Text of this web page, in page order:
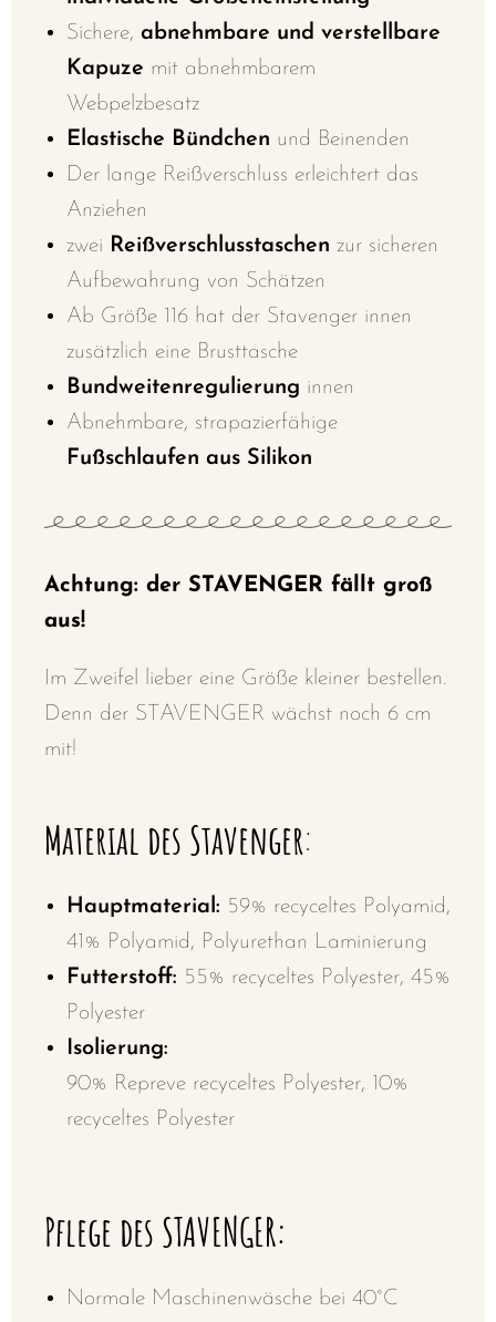
Sichere, abnehmbare und verstellbare
Kapuze mit abnehmbarem
Webpelzbesatz
Elastische Bündchen und Beinenden
Der lange Reißverschluss erleichtert das
Anziehen
zwei Reißverschlusstaschen zur sicheren
Aufbewahrung von Schätzen
Ab Größe 116 hat der Stavenger innen
zusätzlich eine Brusttasche
Bundweitenregulierung innen
Abnehmbare, strapazierfähige
Fußschlaufen aus Silikon
Achtung: der STAVENGER fällt groß
aus!
Im Zweifel lieber eine Größe kleiner bestellen.
Denn der STAVENGER wächst noch 6 cm
mit!
Material des Stavenger:
Hauptmaterial: 59% recyceltes Polyamid,
41% Polyamid, Polyurethan Laminierung
Futterstoff: 55% recyceltes Polyester, 45%
Polyester
Isolierung:
90% Repreve recyceltes Polyester, 10%
recyceltes Polyester
Pflege des STAVENGER:
Normale Maschinenwäsche bei 40°C